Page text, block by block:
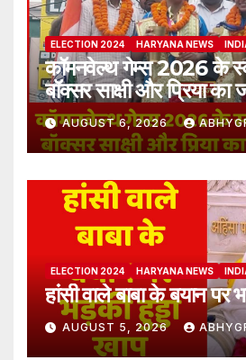
ELECTION 2024 HARYANA NEWS
कॉमनवेल्थ गेम्स 2026 के
बॉक्सर साक्षी और प्रिया का
AUGUST 6, 2026
ELECTION 2024 HARYANA NEWS
हांसी वाले बाबा के बयान
AUGUST 5, 2026